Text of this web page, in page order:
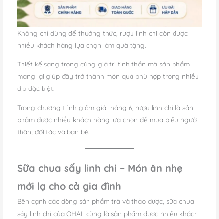
Không chỉ dùng để thưởng thức, rượu linh chi còn được
nhiều khách hàng lựa chọn làm quà tặng.
Thiết kế sang trọng cùng giá trị tinh thần mà sản phẩm
mang lại giúp đây trở thành món quà phù hợp trong nhiều
dịp đặc biệt.
Trong chương trình giảm giá tháng 6, rượu linh chi là sản
phẩm được nhiều khách hàng lựa chọn để mua biếu người
thân, đối tác và bạn bè.
Sữa chua sấy linh chi – Món ăn nhẹ
mới lạ cho cả gia đình
Bên cạnh các dòng sản phẩm trà và thảo dược, sữa chua
sấy linh chi của OHAL cũng là sản phẩm được nhiều khách